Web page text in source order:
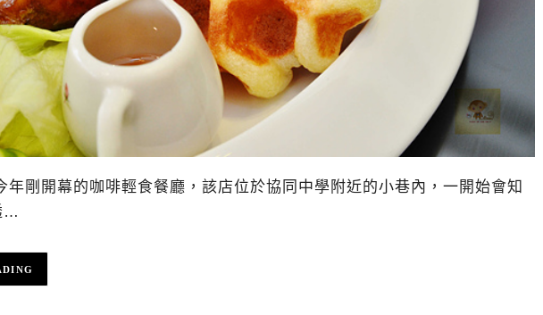
剛開幕的咖啡輕食餐廳，該店位於協同中學附近的小巷內，一開始會知
…